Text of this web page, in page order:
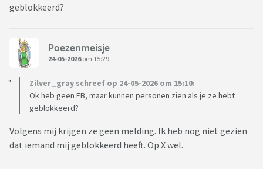
geblokkeerd?
Poezenmeisje
24-05-2026om 15:29
Zilver_gray schreef op 24-05-2026 om 15:10:
Ok heb geen FB, maar kunnen personen zien als je ze hebt
geblokkeerd?
Volgens mij krijgen ze geen melding. Ik heb nog niet gezien
dat iemand mij geblokkeerd heeft. Op X wel.